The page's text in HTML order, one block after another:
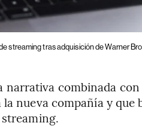
streaming tras adquisición de Warner
narrativa combinada
nueva compañía y que